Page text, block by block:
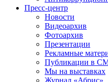
Пресс-центр
Новости
Видеоархив
Фотоархив
Презентации
Рекламные
Публикации в
Мы на выставках
Журнал «Абрис»